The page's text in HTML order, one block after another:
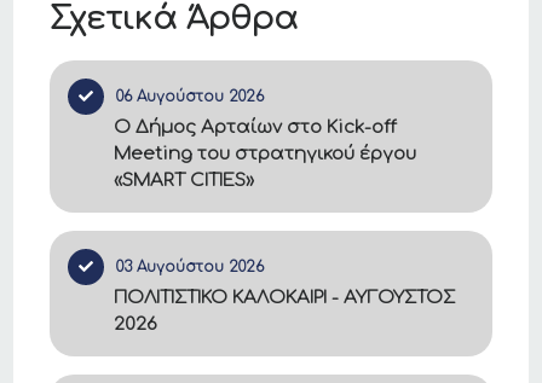
Σχετικά Άρθρα
06 Αυγούστου 2026
Ο Δήμος Αρταίων στο Kick-off
Meeting του στρατηγικού έργου
«SMART CITIES»
03 Αυγούστου 2026
ΠΟΛΙΤΙΣΤΙΚΟ ΚΑΛΟΚΑΙΡΙ - ΑΥΓΟΥΣΤΟΣ
2026